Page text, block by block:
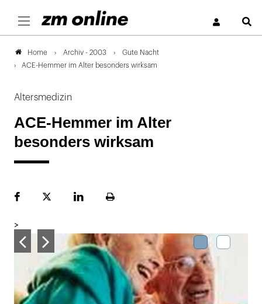
Home Archiv - 2003
Gute Nacht
ACE-Hemmer im Alter besonders wirksam
Altersmedizin
ACE-Hemmer im Alter
besonders wirksam
FacebookPlattformLinekdInSeite
>